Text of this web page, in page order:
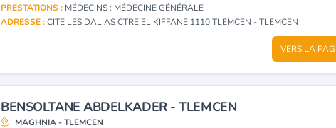
PRESTATIONS : MÉDECINS : MÉDECINE GÉNÉRALE
ADRESSE :CITE LES DALIAS CTRE EL KIFFANE 1110 TLEMCEN - TLEMCEN
VERS LA
BENSOLTANE ABDELKADER - TLEMCEN
MAGHNIA - TLEMCEN